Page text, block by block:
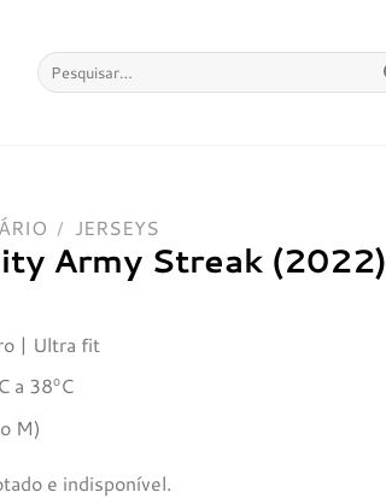
Pesquisar
por:
/ JERSEYS
Army Streak (2022)
| Ultra fit
a 38ºC
M)
e indisponível.